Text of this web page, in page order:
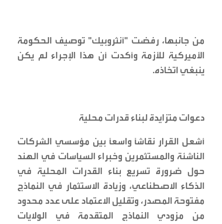
من جانبها، رفضت "أنثروبيك" توصيف الحكومة
الأميركية للأزمة وأكدت أن هذا الإجراء لم يكن
ينبغي اتخاذه.
دعوات متزايدة لبناء قدرات محلية
أشعل القرار نقاشاً واسعاً بين مؤسسي الشركات
الناشئة والمستثمرين وخبراء السياسات في الهند
حول ضرورة تسريع بناء القدرات المحلية في
الذكاء الاصطناعي، وزيادة الاستثمار في النماذج
مفتوحة المصدر، وتقليل الاعتماد على عدد محدود
من مزودي النماذج المتقدمة في الولايات